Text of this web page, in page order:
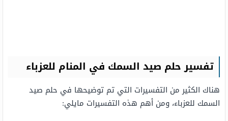
تفسير حلم صيد السمك في المنام للعزباء
هناك الكثير من التفسيرات التي تم توضيحها في حلم صيد
السمك للعزباء، ومن أهم هذه التفسيرات مايلي: